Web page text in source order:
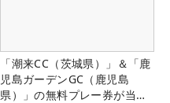
「潮来CC（茨城県）」＆「鹿
児島ガーデンGC（鹿児島
県）」の無料プレー券が当た